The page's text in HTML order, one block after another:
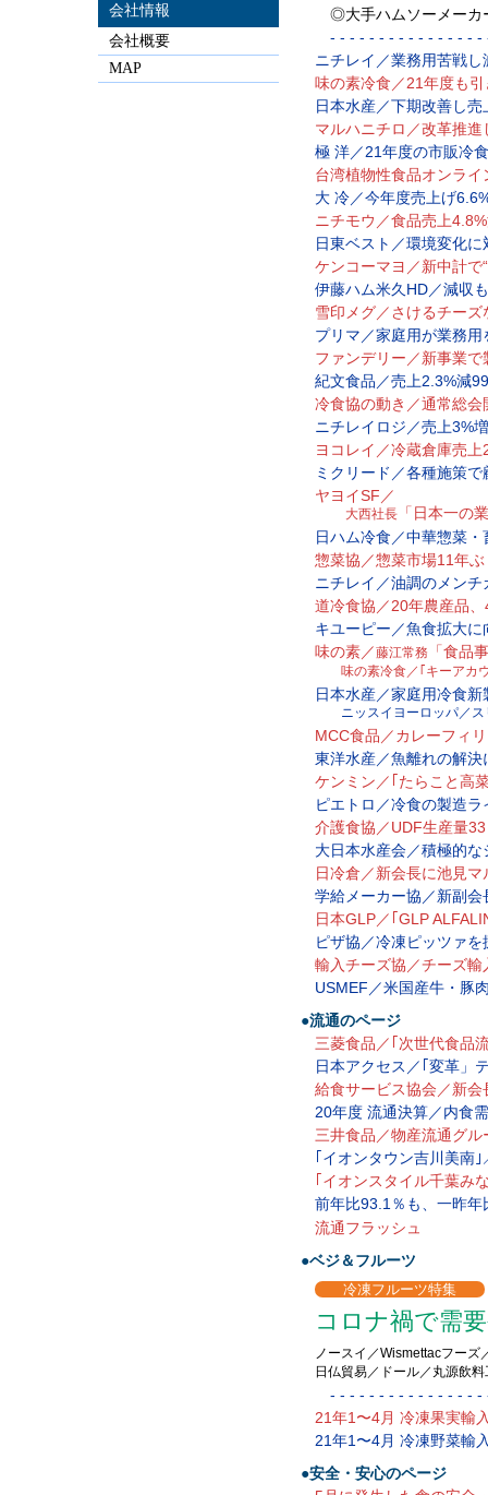
◎大手ハムソーメーカ
- - - - - - - - - - - - - - - -
ニチレイ／業務用苦戦
味の素冷食／21年度も
日本水産／下期改善し
マルハニチロ／改革推
極 洋／21年度の市販冷
台湾植物性食品オンライ
大 冷／今年度売上げ
ニチモウ／食品売上
日東ベスト／環境変化
ケンコーマヨ／新中計で
伊藤ハム米久HD／減収
雪印メグ／さけるチー
プリマ／家庭用が業務
ファンデリー／新事業
紀文食品／売上2.3%減
冷食協の動き／通常総会
ニチレイロジ／売上3%
ヨコレイ／冷蔵倉庫売
ミクリード／各種施策
ヤヨイSF／
大西社長 「日本一の
日ハム冷食／中華惣菜
惣菜協／惣菜市場11年
ニチレイ／油調のメン
道冷食協／20年農産品
キユーピー／魚食拡大
味の素／藤江常務 「食品
味の素冷食／｢キーアカ
日本水産／家庭用冷食
ニッスイヨーロッパ／ス
MCC食品／カレーフィ
東洋水産／魚離れの解
ケンミン／｢たらこと高
ピエトロ／冷食の製造
介護食協／UDF生産量
大日本水産会／積極的
日冷倉／新会長に池見
学給メーカー協／新副
日本GLP／｢GLP
ピザ協／冷凍ピッツァ
輸入チーズ協／チーズ
USMEF／米国産牛・豚
●流通のページ
三菱食品／｢次世代食品
日本アクセス／｢変革」
給食サービス協会／新会
20年度 流通決算／内食
三井食品／物産流通グ
｢イオンタウン吉川美南
｢イオンスタイル千葉み
前年比93.1％も、一昨年
流通フラッシュ
●ベジ＆フルーツ
冷凍フルーツ特集
コロナ禍で需
ノースイ／Wismettacフーズ
日仏貿易／ドール／丸源飲料
- - - - - - - - - - - - - - - -
21年1〜4月 冷凍果実輸
21年1〜4月 冷凍野菜輸
●安全・安心のページ
会社情報
会社概要
MAP